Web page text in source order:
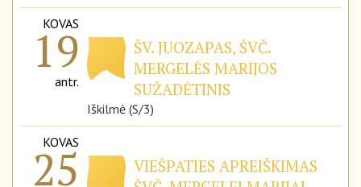
KOVAS
19
antr.
ŠV. JUOZAPAS, ŠVČ.
MERGELĖS MARIJOS
SUŽADĖTINIS
Iškilmė (S/3)
KOVAS
25
VIEŠPATIES APREIŠKIMAS